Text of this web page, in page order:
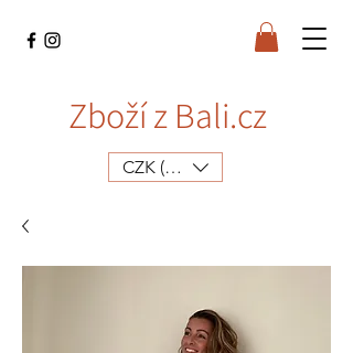
Zboží z Bali.cz
CZK (Kč)